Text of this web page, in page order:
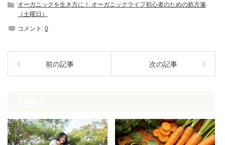
オーガニックを生き方に！ オーガニックライフ初心者のための処方箋
（土曜日）
コメント: 0
前の記事 次の記事